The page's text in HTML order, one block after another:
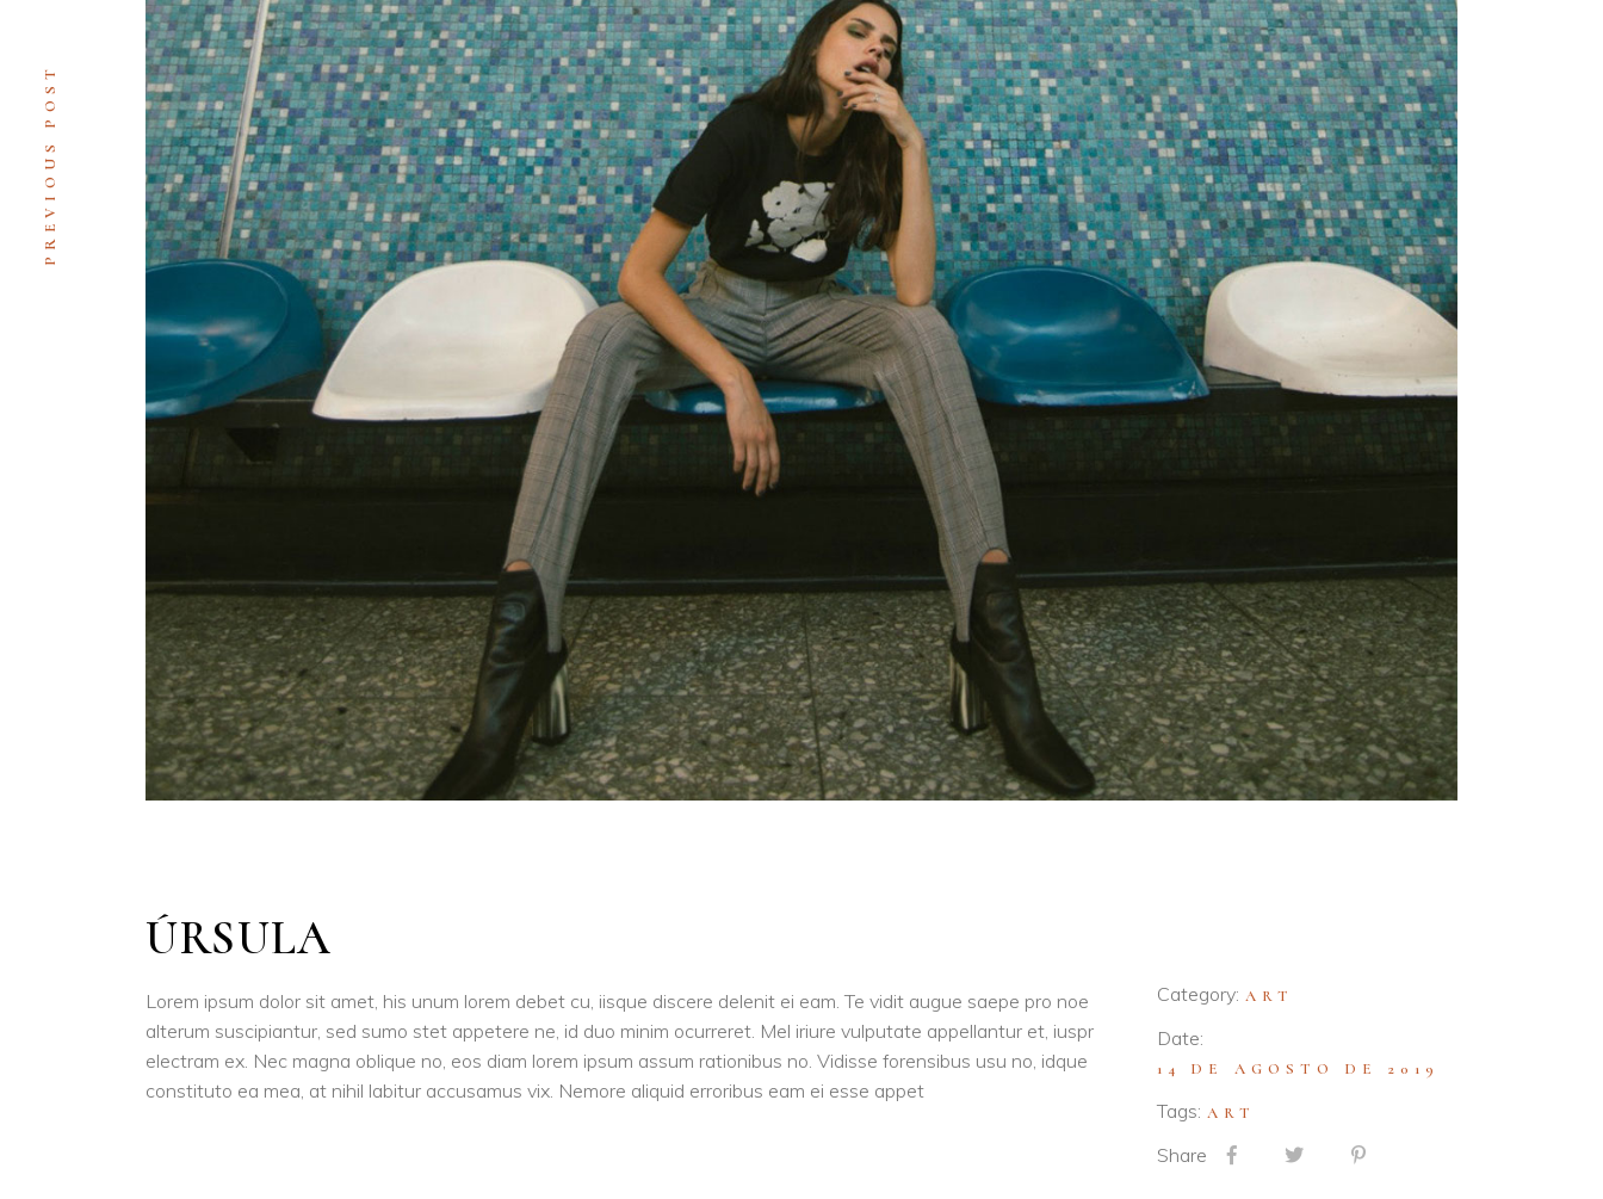
ÚRSULA
Lorem ipsum dolor sit amet, his unum lorem debet cu, iisque discere delenit ei eam. Te vidit augue saepe pro noe
alterum suscipiantur, sed sumo stet appetere ne, id duo minim ocurreret. Mel iriure vulputate appellantur et, iuspr
electram ex. Nec magna oblique no, eos diam lorem ipsum assum rationibus no. Vidisse forensibus usu no, idque
constituto ea mea, at nihil labitur accusamus vix. Nemore aliquid erroribus eam ei esse appet
Category: ART
Date:
14 DE AGOSTO DE 2019
Tags: ART
Share
PREVIOUS POST